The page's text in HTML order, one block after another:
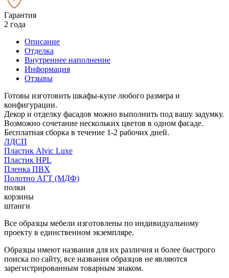
Гарантия
2 года
Описание
Отделка
Внутреннее наполнение
Информация
Отзывы
Готовы изготовить шкафы-купе любого размера и
конфигурации.
Декор и отделку фасадов можно выполнить под вашу задумку.
Возможно сочетание нескольких цветов в одном фасаде.
Бесплатная сборка в течение 1-2 рабочих дней.
ЛДСП
Пластик Alvic Luxe
Пластик HPL
Пленка ПВХ
Полотно АГТ (МДФ)
полки
корзины
штанги
Все образцы мебели изготовлены по индивидуальному
проекту в единственном экземпляре.
Образцы имеют названия для их различия и более быстрого
поиска по сайту, все названия образцов не являются
зарегистрированным товарным знаком.